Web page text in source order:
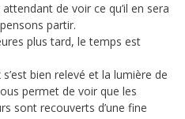
de voir ce qu’il en sera
partir.
plus tard, le temps est
bien relevé et la lumière de
permet de voir que les
sont recouverts d’une fine